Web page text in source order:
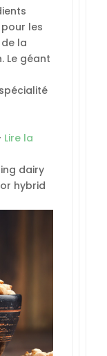
les
la
Le géant
Lire la
dairy
hybrid